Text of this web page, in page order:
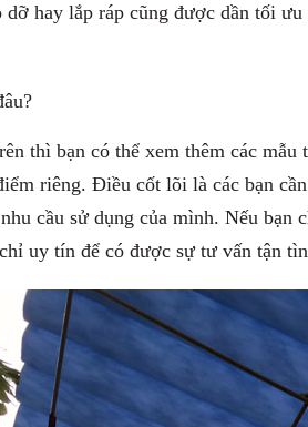
hay lắp ráp cũng được dần tối
thì bạn có thể xem thêm các
riêng. Điều cốt lõi là các bạn
cầu sử dụng của mình. Nếu
uy tín để có được sự tư vấn tận